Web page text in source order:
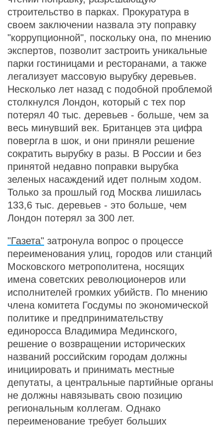
строительство в парках. Прокуратура в
своем заключении назвала эту поправку
"коррупционной", поскольку она, по мнению
экспертов, позволит застроить уникальные
парки гостиницами и ресторанами, а также
легализует массовую вырубку деревьев.
Несколько лет назад с подобной проблемой
столкнулся Лондон, который с тех пор
потерял 40 тыс. деревьев - больше, чем за
весь минувший век. Британцев эта цифра
повергла в шок, и они приняли решение
сократить вырубку в разы. В России и без
принятой недавно поправки вырубка
зеленых насаждений идет полным ходом.
Только за прошлый год Москва лишилась
133,6 тыс. деревьев - это больше, чем
Лондон потерял за 300 лет.
"Газета" затронула вопрос о процессе
переименования улиц, городов или станций
Московского метрополитена, носящих
имена советских революционеров или
исполнителей громких убийств. По мнению
члена комитета Госдумы по экономической
политике и предпринимательству
единоросса Владимира Мединского,
решение о возвращении исторических
названий российским городам должны
инициировать и принимать местные
депутаты, а центральные партийные органы
не должны навязывать свою позицию
региональным коллегам. Однако
переименование требует больших